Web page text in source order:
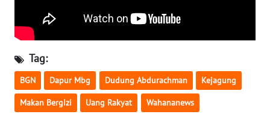
Tag:
BGN Dapur Mbg Dudung Abdurachman Kejagung
Makan Bergizi Uang Rakyat Wahananews
WN
SULTRA
WN
NTB